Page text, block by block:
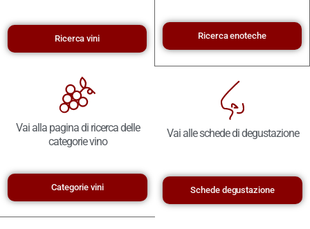
Ricerca vini Ricerca enoteche
Vai alla pagina di ricerca delle
categorie vino
Categorie vini
Vai alle schede di degustazione
Schede degustazione